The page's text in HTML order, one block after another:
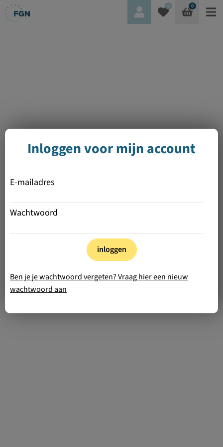
0 0
Inloggen voor mijn account
E-mailadres
Wachtwoord
inloggen
Ben je je wachtwoord vergeten? Vraag hier een nieuw
wachtwoord aan